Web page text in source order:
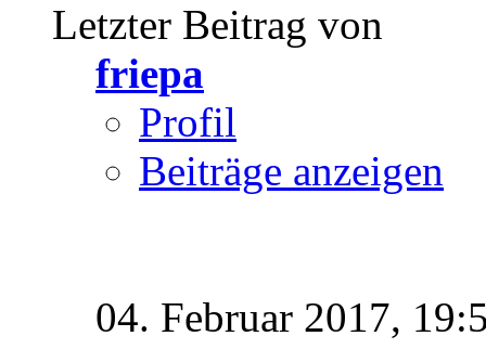
Letzter Beitrag von
friepa
Profil
Beiträge anzeigen
04. Februar 2017,